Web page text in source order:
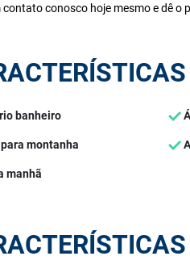
contato conosco hoje mesmo e dê
banheiro
montanha
manhã